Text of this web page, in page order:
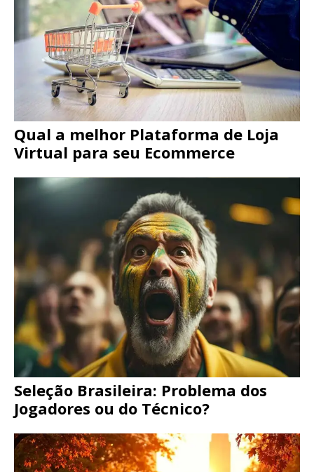
Qual a melhor Plataforma de Loja
Virtual para seu Ecommerce
Seleção Brasileira: Problema dos
Jogadores ou do Técnico?